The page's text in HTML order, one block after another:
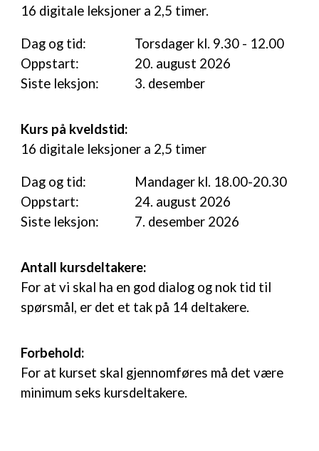
16 digitale leksjoner a 2,5 timer.
Dag og tid:
Torsdager kl. 9.30 - 12.00
Oppstart:
20. august 2026
Siste leksjon:
3. desember
Kurs på kveldstid:
16 digitale leksjoner a 2,5 timer
Dag og tid:
Mandager kl. 18.00-20.30
Oppstart:
24. august 2026
Siste leksjon:
7. desember 2026
Antall kursdeltakere:
For at vi skal ha en god dialog og nok tid til
spørsmål, er det et tak på 14 deltakere.
Forbehold:
For at kurset skal gjennomføres må det være
minimum seks kursdeltakere.